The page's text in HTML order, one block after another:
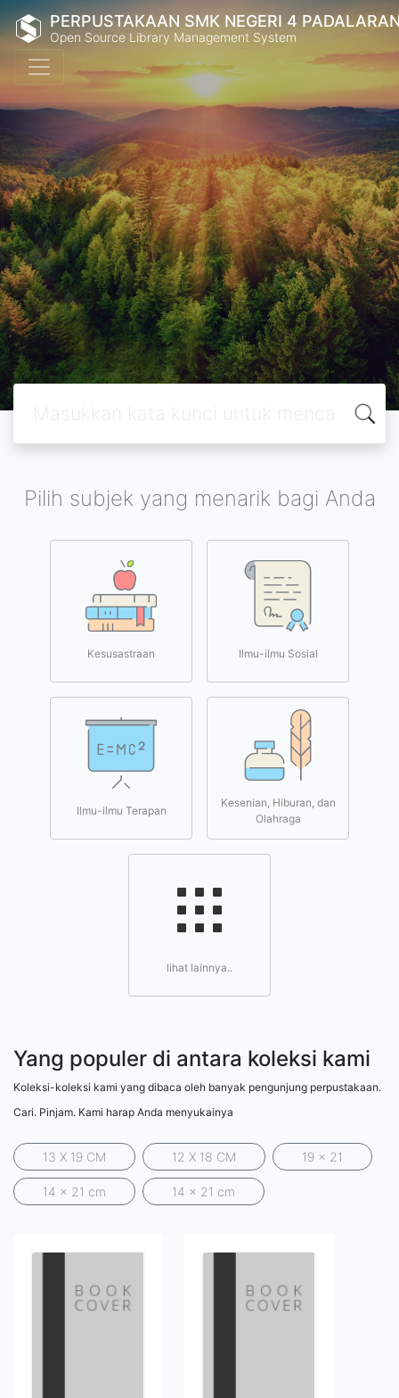
PERPUSTAKAAN SMK NEGERI 4
Open Source Library Management System
Pilih subjek yang menarik bagi Anda
Kesusastraan Ilmu-ilmu Sosial
Ilmu-ilmu Terapan
Kesenian, Hiburan, dan
Olahraga
lihat lainnya..
Yang populer di antara koleksi kami
Koleksi-koleksi kami yang dibaca oleh banyak pengunjung perpustakaan.
Cari. Pinjam. Kami harap Anda menyukainya
13 X 19 CM 12 X 18 CM 19 x 21
14 x 21 cm 14 x 21 cm